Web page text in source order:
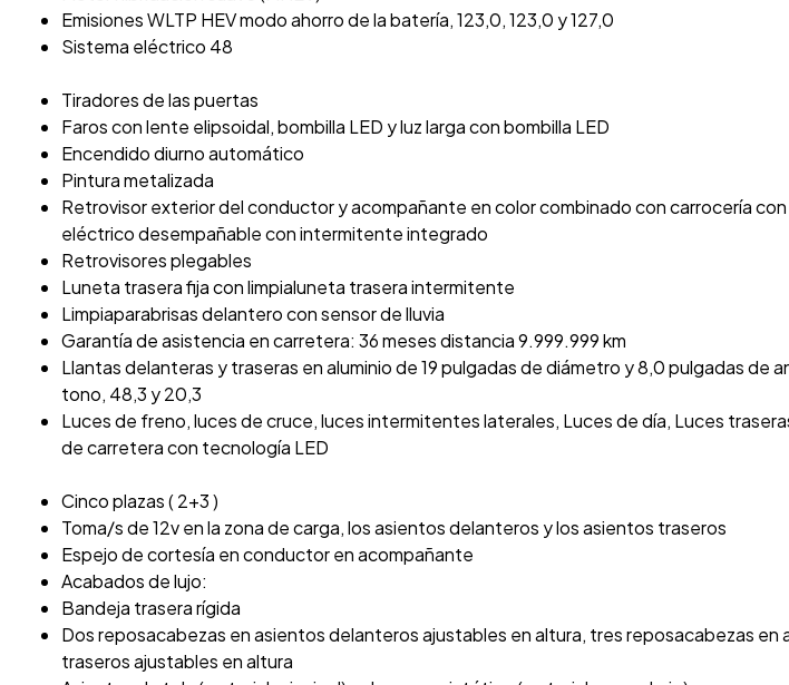
Emisiones WLTP HEV modo ahorro de la batería, 123,0, 123,0 y 127,0
Sistema eléctrico 48
Tiradores de las puertas
Faros con lente elipsoidal, bombilla LED y luz larga con bombilla LED
Encendido diurno automático
Pintura metalizada
Retrovisor exterior del conductor y acompañante en color combinado con carrocería
eléctrico desempañable con intermitente integrado
Retrovisores plegables
Luneta trasera fija con limpialuneta trasera intermitente
Limpiaparabrisas delantero con sensor de lluvia
Garantía de asistencia en carretera: 36 meses distancia 9.999.999 km
Llantas delanteras y traseras en aluminio de 19 pulgadas de diámetro y 8,0 pulgadas de
tono, 48,3 y 20,3
Luces de freno, luces de cruce, luces intermitentes laterales, Luces de día, Luces
de carretera con tecnología LED
Cinco plazas ( 2+3 )
Toma/s de 12v en la zona de carga, los asientos delanteros y los asientos traseros
Espejo de cortesía en conductor en acompañante
Acabados de lujo:
Bandeja trasera rígida
Dos reposacabezas en asientos delanteros ajustables en altura, tres reposacabezas en
traseros ajustables en altura